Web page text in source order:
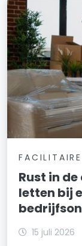
Rust in
letten bij
15 juli 2026